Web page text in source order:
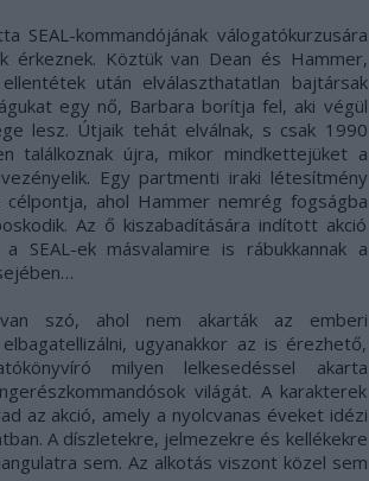
SEAL-kommandójának válogatókurzusára
érkeznek. Köztük van Dean és Hammer,
után elválaszthatatlan bajtársak
egy nő, Barbara borítja fel, aki végül
lesz. Útjaik tehát elválnak, s csak 1990
találkoznak újra, mikor mindkettejüket a
Egy partmenti iraki létesítmény
célpontja, ahol Hammer nemrég fogságba
Az ő kiszabadítására indított akció
SEAL-ek másvalamire is rábukkannak a
szó, ahol nem akarták az emberi
ugyanakkor az is érezhető,
milyen lelkesedéssel akarta
világát. A karakterek
az akció, amely a nyolcvanas éveket idézi
A díszletekre, jelmezekre és kellékekre
sem. Az alkotás viszont közel sem